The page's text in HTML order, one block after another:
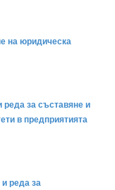
на юридическа
реда за съставяне и
в предприятията
реда за